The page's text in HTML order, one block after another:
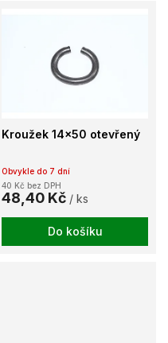
Kroužek 14x50 otevřený
Obvykle do 7 dní
40 Kč bez DPH
48,40 Kč / ks
Do košíku